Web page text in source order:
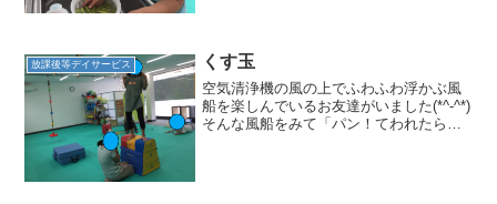
放課後等デイサービス くす玉
空気清浄機の風の上でふわふわ浮かぶ風
船を楽しんでいるお友達がいました(*^-^*)
そんな風船をみて「パン！てわれたら落